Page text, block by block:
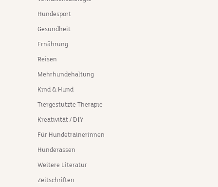
Hundesport
Gesundheit
Ernährung
Reisen
Mehrhundehaltung
Kind & Hund
Tiergestützte Therapie
Kreativität / DIY
Für Hundetrainerinnen
Hunderassen
Weitere Literatur
Zeitschriften